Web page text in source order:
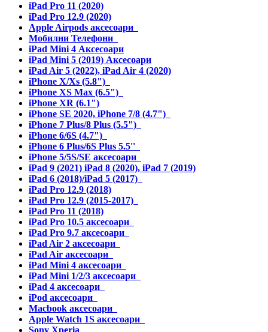
iPad Pro 11 (2020)
iPad Pro 12.9 (2020)
Apple Airpods аксесоари
Мобилни Телефони
iPad Mini 4 Аксесоари
iPad Mini 5 (2019) Аксесоари
iPad Air 5 (2022), iPad Air 4 (2020)
iPhone X/Xs (5.8")
iPhone XS Max (6.5")
iPhone XR (6.1")
iPhone SE 2020, iPhone 7/8 (4.7")
iPhone 7 Plus/8 Plus (5.5")
iPhone 6/6S (4.7")
iPhone 6 Plus/6S Plus 5.5''
iPhone 5/5S/SE аксесоари
iPad 9 (2021) iPad 8 (2020), iPad 7 (2019)
iPad 6 (2018)/iPad 5 (2017)
iPad Pro 12.9 (2018)
iPad Pro 12.9 (2015-2017)
iPad Pro 11 (2018)
iPad Pro 10.5 аксесоари
iPad Pro 9.7 аксесоари
iPad Air 2 аксесоари
iPad Air аксесоари
iPad Mini 4 аксесоари
iPad Mini 1/2/3 аксесоари
iPad 4 аксесоари
iPod аксесоари
Macbook аксесоари
Apple Watch 1S аксесоари